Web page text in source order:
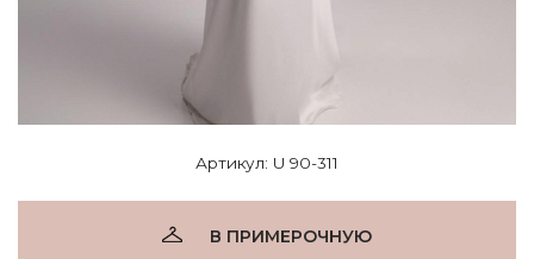
Артикул: U 90-311
В ПРИМЕРОЧНУЮ